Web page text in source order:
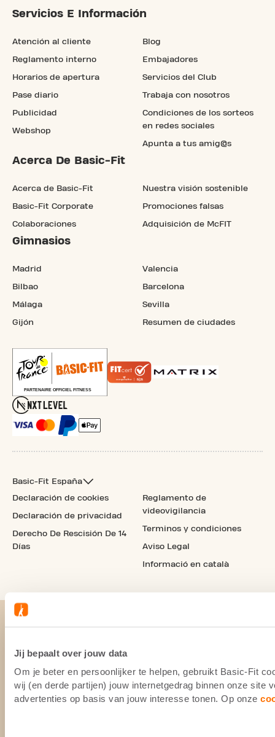
Jij bepaalt over jouw data
Om je beter en persoonlijker te helpen, gebruikt Basic-Fit
wij (en derde partijen) jouw internetgedrag binnen onze site
advertenties op basis van jouw interesse tonen. Op onze
Servicios E Información
Atención al cliente
Reglamento interno
Horarios de apertura
Pase diario
Publicidad
Webshop
Blog
Embajadores
Servicios del Club
Trabaja con nosotros
Condiciones de los sorteos
en redes sociales
Apunta a tus amig@s
Acerca De Basic-Fit
Acerca de Basic-Fit
Basic-Fit Corporate
Colaboraciones
Nuestra visión sostenible
Promociones falsas
Adquisición de McFIT
Gimnasios
Madrid
Bilbao
Málaga
Gijón
Valencia
Barcelona
Sevilla
Resumen de ciudades
Basic-Fit España
Declaración de cookies
Declaración de privacidad
Derecho De Rescisión De 14
Días
Reglamento de
videovigilancia
Terminos y condiciones
Aviso Legal
Informació en català